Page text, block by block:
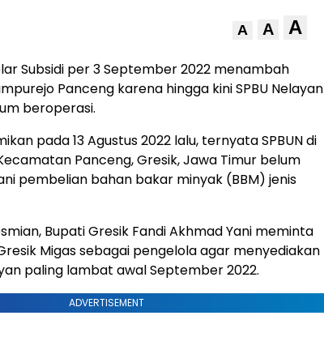
A A A
Subsidi per 3 September 2022 menambah
Panceng karena hingga kini SPBU Nelayan
beroperasi.
pada 13 Agustus 2022 lalu, ternyata SPBUN di
Panceng, Gresik, Jawa Timur belum
pembelian bahan bakar minyak (BBM) jenis
Bupati Gresik Fandi Akhmad Yani meminta
Migas sebagai pengelola agar menyediakan
paling lambat awal September 2022.
ADVERTISEMENT